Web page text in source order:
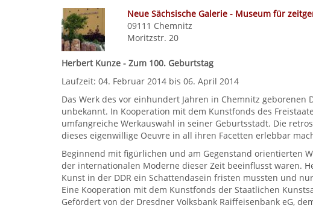
Neue Sächsische Galerie - Museum für
09111 Chemnitz
Moritzstr. 20
Herbert Kunze - Zum 100. Geburtstag
Laufzeit: 04. Februar 2014 bis 06. April 2014
Das Werk des vor einhundert Jahren in Chemnitz
unbekannt. In Kooperation mit dem Kunstfonds des
umfangreiche Werkauswahl in seiner Geburtsstadt. Die
dieses eigenwillige Oeuvre in all ihren Facetten erlebbar
Beginnend mit figürlichen und am Gegenstand orientierten
der internationalen Moderne dieser Zeit beeinflusst waren.
Kunst in der DDR ein Schattendasein fristen mussten und
Eine Kooperation mit dem Kunstfonds der Staatlichen
Gefördert von der Dresdner Volksbank Raiffeisenbank eG,